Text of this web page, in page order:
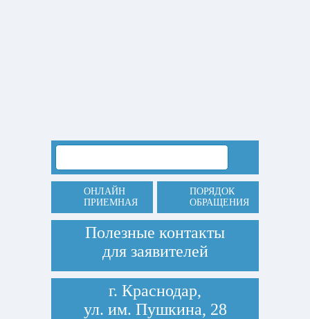
ОНЛАЙН
ПРИЕМНАЯ
ПОРЯДОК
ОБРАЩЕНИЯ
Полезные контакты
для заявителей
г. Краснодар,
ул. им. Пушкина, 28